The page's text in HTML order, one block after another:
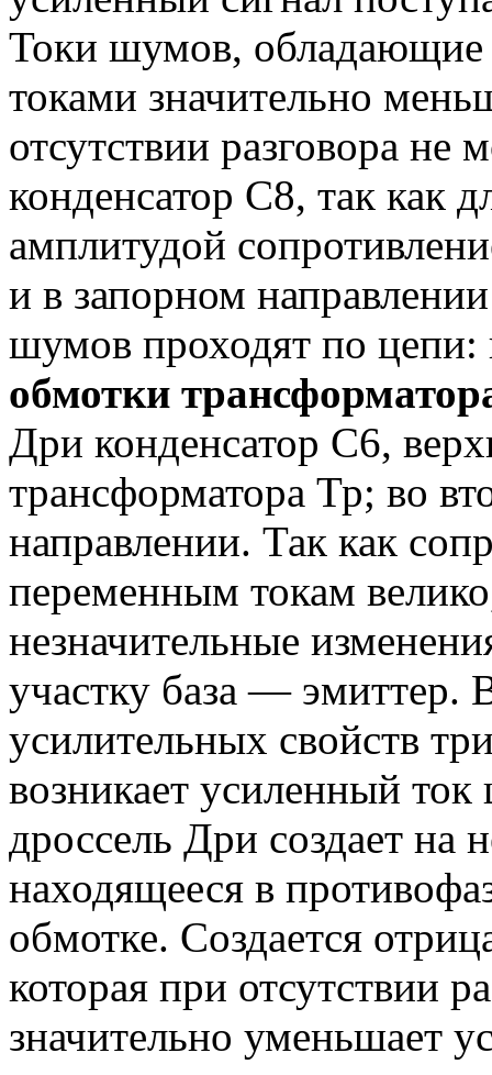
Токи шумов, обладающие
токами значительно
отсутствии разговора не
конденсатор С8, так как
амплитудой
и в запорном
шумов проходят по
обмотки
Дри конденсатор С6,
трансформатора Тр; во
направлении. Так как
переменным токам
незначительные
участку база — эмиттер.
усилительных свойств
возникает усиленный
дроссель Дри создает на
находящееся в
обмотке. Создается
которая при отсутствии
значительно уменьшает